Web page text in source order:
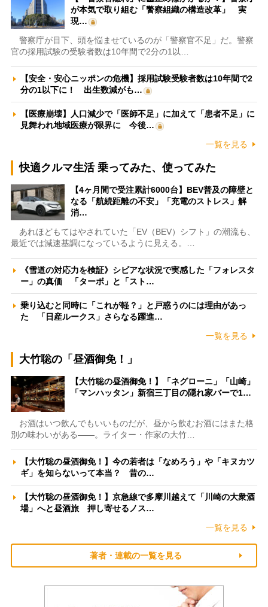
が本気で取り組む「警察組織の構造改革」 実
現…
警察庁が目下、頭を悩ませているのが「警察官不足」だ。警察
官の採用試験の受験者数は10年間で2分の1以…
【安全・安心ニッポンの危機】採用試験受験者数は10年間で2
分の1以下に！ 出生数減がも…
【医療崩壊】人口減少で「医師不足」に加えて「患者不足」に
見舞われ地域医療が限界に 今後…
一覧を見る
快適クルマ生活 乗ってみた、使ってみた
【4ヶ月間で受注累計6000台】BEV普及の障壁と
なる「航続距離の不安」「充電のストレス」解
消…
あれほどもてはやされていた「EV（BEV）シフト」の潮流も、
最近では減速基調になっているように見える。…
《雪道の対応力を検証》シビアな状況で実感した「フォレスタ
ー」の真価 「ターボ」と「スト…
乗り込むと同時に「これが軽？」と戸惑うのには理由があっ
た 「日産ルークス」さらなる躍進…
一覧を見る
大竹聡の「昼酒御免！」
【大竹聡の昼酒御免！】「ネグローニ」「山崎」
「マンハッタン」新宿三丁目の隠れ家バーで1…
お酒はいつ飲んでもいいものだが、昼から飲むお酒にはまた格
別の味わいがある――。ライター・作家の大竹…
【大竹聡の昼酒御免！】今の若者は「なめろう」や「キヌカツ
ギ」を知らないって本当？ 昔の…
【大竹聡の昼酒御免！】京急線で多摩川越えて「川崎の大衆酒
場」へと昼酒旅 押し寄せるノス…
一覧を見る
著者・連載の一覧を見る